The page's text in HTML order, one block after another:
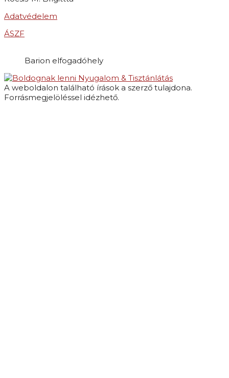
Adatvédelem
ÁSZF
Barion elfogadóhely
Nyugalom & Tisztánlátás
A weboldalon található írások a szerző tulajdona.
Forrásmegjelöléssel idézhető.